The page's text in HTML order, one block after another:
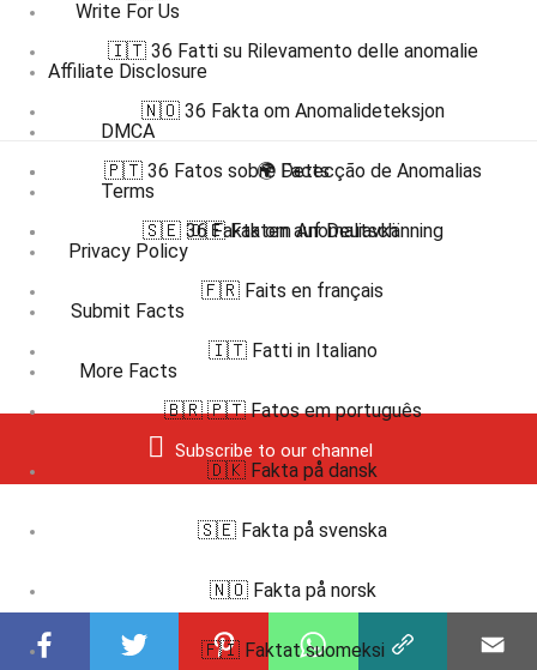
Write For Us
Affiliate Disclosure
DMCA
Terms
Privacy Policy
Submit Facts
More Facts
Subscribe to our channel
🇮🇹 36 Fatti su Rilevamento delle anomalie
🇳🇴 36 Fakta om Anomalideteksjon
🇵🇹 36 Fatos sobre Detecção de Anomalias
🇸🇪 36 Fakta om Anomaliavkänning
🌍 Facts
🇩🇪 Fakten auf Deutsch
🇫🇷 Faits en français
🇮🇹 Fatti in Italiano
🇧🇷 🇵🇹 Fatos em português
🇩🇰 Fakta på dansk
🇸🇪 Fakta på svenska
🇳🇴 Fakta på norsk
🇫🇮 Faktat suomeksi